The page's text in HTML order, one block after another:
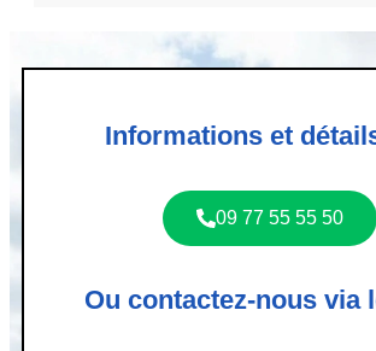
Informations et
09 77 55 55 50
Ou contactez-nous via